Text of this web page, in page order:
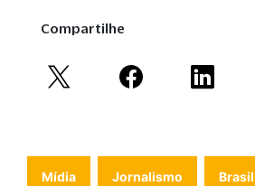
Compartilhe
Mídia Jornalismo Brasil